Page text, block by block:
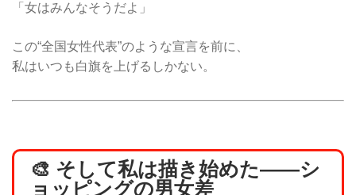
「女はみんなそうだよ」
この“全国女性代表”のような宣言を前に、
私はいつも白旗を上げるしかない。
🎨 そして私は描き始めた——シ
ョッピングの男女差